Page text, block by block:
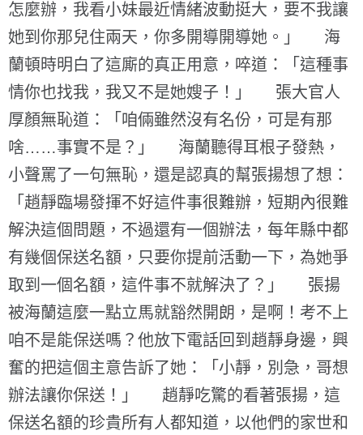
怎麼辦，我看小妹最近情緒波動挺大，要不我讓
她到你那兒住兩天，你多開導開導她。」 海
蘭頓時明白了這廝的真正用意，啐道：「這種事
情你也找我，我又不是她嫂子！」 張大官人
厚顏無恥道：「咱倆雖然沒有名份，可是有那
啥……事實不是？」 海蘭聽得耳根子發熱，
小聲罵了一句無恥，還是認真的幫張揚想了想：
「趙靜臨場發揮不好這件事很難辦，短期內很難
解決這個問題，不過還有一個辦法，每年縣中都
有幾個保送名額，只要你提前活動一下，為她爭
取到一個名額，這件事不就解決了？」 張揚
被海蘭這麼一點立馬就豁然開朗，是啊！考不上
咱不是能保送嗎？他放下電話回到趙靜身邊，興
奮的把這個主意告訴了她：「小靜，別急，哥想
辦法讓你保送！」 趙靜吃驚的看著張揚，這
保送名額的珍貴所有人都知道，以他們的家世和